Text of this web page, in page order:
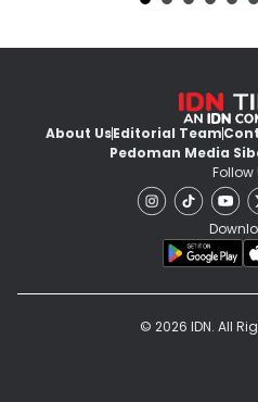
About UsEditorial Team
Pedoman Media
Follow
© 2026 IDN. All